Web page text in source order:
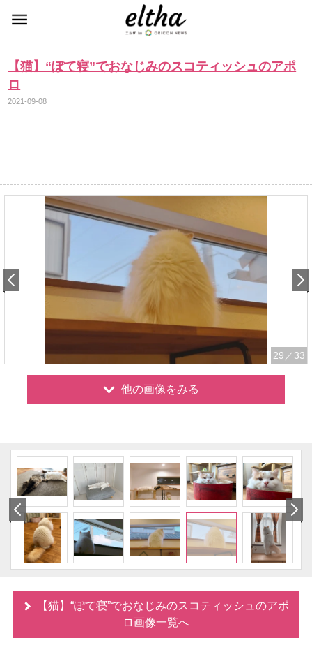
【猫】“ぽて寝”でおなじみのスコティッシュのアポ
ロ
2021-09-08
29 ／33
他の画像をみる
【猫】“ぽて寝”でおなじみのスコティッシュのアポ
ロ画像一覧へ